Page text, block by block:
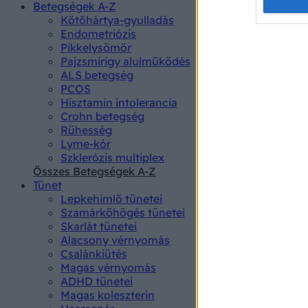
Betegségek A-Z
Kötőhártya-gyulladás
Endometriózis
Pikkelysömör
Pajzsmirigy alulműködés
ALS betegség
PCOS
Hisztamin intolerancia
Crohn betegség
Rühesség
Lyme-kór
Szklerózis multiplex
Összes Betegségek A-Z
Tünet
Lepkehimlő tünetei
Szamárköhögés tünetei
Skarlát tünetei
Alacsony vérnyomás
Csalánkiütés
Magas vérnyomás
ADHD tünetei
Magas koleszterin